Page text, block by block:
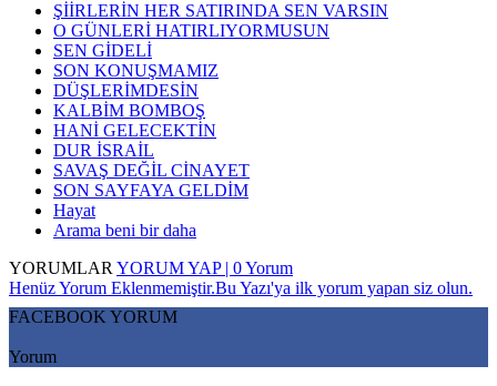
ŞİİRLERİN HER SATIRINDA SEN VARSIN
O GÜNLERİ HATIRLIYORMUSUN
SEN GİDELİ
SON KONUŞMAMIZ
DÜŞLERİMDESİN
KALBİM BOMBOŞ
HANİ GELECEKTİN
DUR İSRAİL
SAVAŞ DEĞİL CİNAYET
SON SAYFAYA GELDİM
Hayat
Arama beni bir daha
YORUMLAR YORUM YAP | 0 Yorum
Henüz Yorum Eklenmemiştir.Bu Yazı'ya ilk yorum yapan siz olun.
FACEBOOK YORUM
Yorum